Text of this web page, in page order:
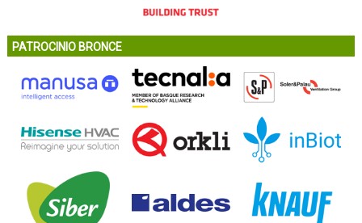
PATROCINIO BRONCE